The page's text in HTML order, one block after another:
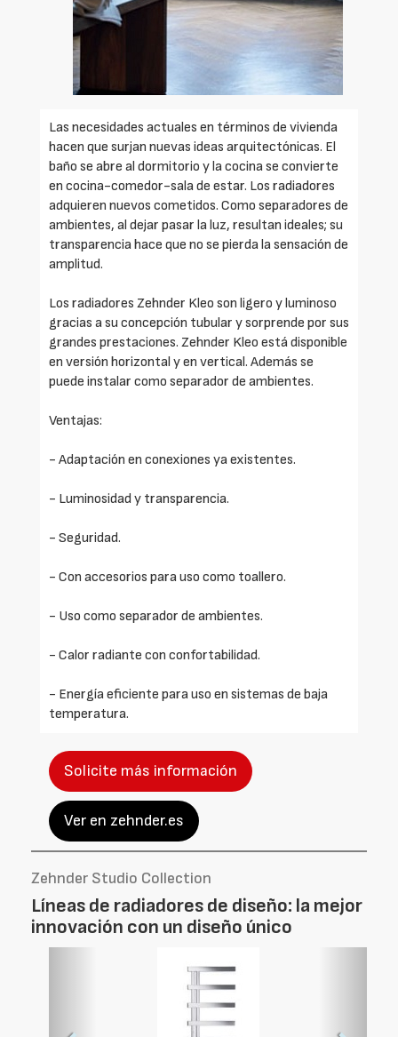
Las necesidades actuales en términos de vivienda
hacen que surjan nuevas ideas arquitectónicas. El
baño se abre al dormitorio y la cocina se convierte
en cocina-comedor-sala de estar. Los radiadores
adquieren nuevos cometidos. Como separadores de
ambientes, al dejar pasar la luz, resultan ideales; su
transparencia hace que no se pierda la sensación de
amplitud.
Los radiadores Zehnder Kleo son ligero y luminoso
gracias a su concepción tubular y sorprende por sus
grandes prestaciones. Zehnder Kleo está disponible
en versión horizontal y en vertical. Además se
puede instalar como separador de ambientes.
Ventajas:
- Adaptación en conexiones ya existentes.
- Luminosidad y transparencia.
- Seguridad.
- Con accesorios para uso como toallero.
- Uso como separador de ambientes.
- Calor radiante con confortabilidad.
- Energía eficiente para uso en sistemas de baja
temperatura.
Solicite más información
Ver en zehnder.es
Zehnder Studio Collection
Líneas de radiadores de diseño: la mejor
innovación con un diseño único